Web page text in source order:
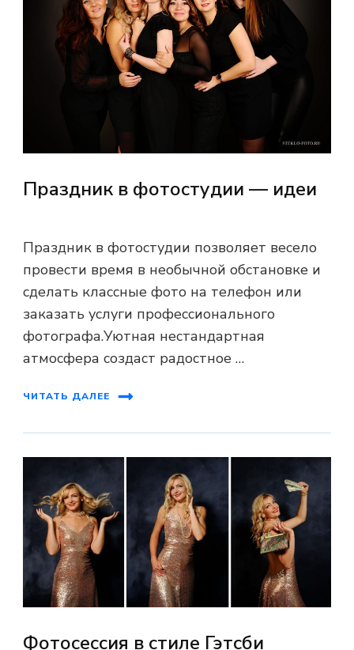
Праздник в фотостудии — идеи
Праздник в фотостудии позволяет весело
провести время в необычной обстановке и
сделать классные фото на телефон или
заказать услуги профессионального
фотографа.Уютная нестандартная
атмосфера создаст радостное …
ЧИТАТЬ ДАЛЕЕ
Фотосессия в стиле Гэтсби